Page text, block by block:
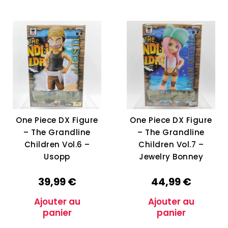
One Piece DX Figure
– The Grandline
Children Vol.6 –
Usopp
39,99€
Ajouter au
panier
One Piece DX Figure
– The Grandline
Children Vol.7 –
Jewelry Bonney
44,99€
Ajouter au
panier